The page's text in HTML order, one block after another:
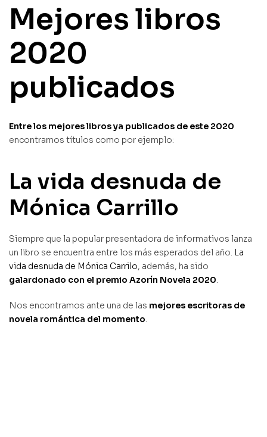
Mejores libros
2020
publicados
Entre los mejores libros ya publicados de este 2020
encontramos títulos como por ejemplo:
La vida desnuda de
Mónica Carrillo
Siempre que la popular presentadora de informativos lanza
un libro se encuentra entre los más esperados del año. La
vida desnuda de Mónica Carrilo, además, ha sido
galardonado con el premio Azorín Novela 2020.
Nos encontramos ante una de las mejores escritoras de
novela romántica del momento.